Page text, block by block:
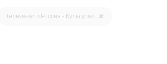
Телеканал «Россия - Культура»